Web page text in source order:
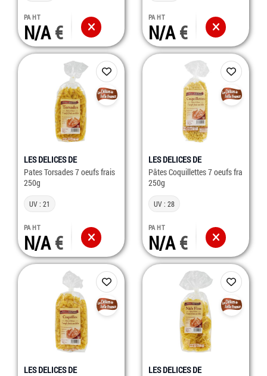
PA HT
N/A
PA HT
N/A
LES DELICES DE
Pates Torsades 7 oeufs frais
250g
UV : 21
PA HT
N/A
LES DELICES DE
Pâtes Coquillettes 7 oeufs fra
250g
UV : 28
PA HT
N/A
LES DELICES DE
LES DELICES DE